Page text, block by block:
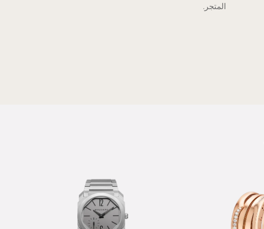
المتجر.